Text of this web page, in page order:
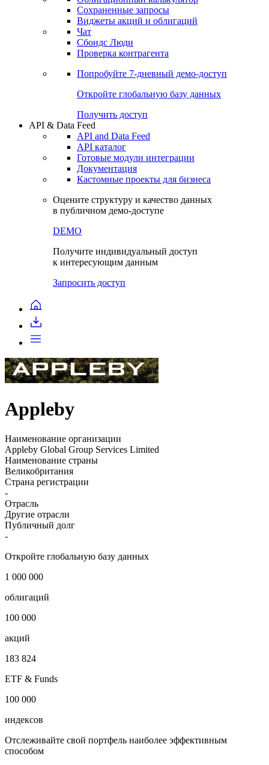
Сохраненные запросы
Виджеты акций и облигаций
Чат
Сбондс Люди
Проверка контрагента
Попробуйте 7-дневный демо-доступ
Откройте глобальную базу данных
Получить доступ
API & Data Feed
API and Data Feed
API каталог
Готовые модули интеграции
Документация
Кастомные проекты для бизнеса
Оцените структуру и качество данных
в публичном демо-доступе
DEMO
Получите индивидуальный доступ
к интересующим данным
Запросить доступ
Appleby
Наименование организации
Appleby Global Group Services Limited
Наименование страны
Великобритания
Страна регистрации
-
Отрасль
Другие отрасли
Публичный долг
-
Откройте глобальную базу данных
1 000 000
облигаций
100 000
акций
183 824
ETF & Funds
100 000
индексов
Отслеживайте свой портфель наиболее эффективным
способом